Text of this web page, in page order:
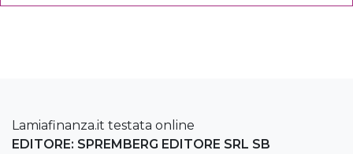
Lamiafinanza.it testata online
EDITORE: SPREMBERG EDITORE SRL SB